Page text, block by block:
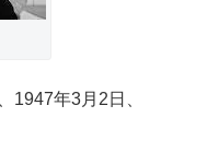
1947年3月2日、